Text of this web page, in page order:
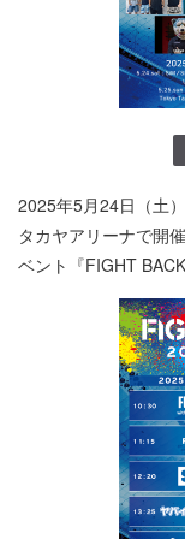
2025年5月24日（土
タカヤアリーナで開
ベント『FIGHT